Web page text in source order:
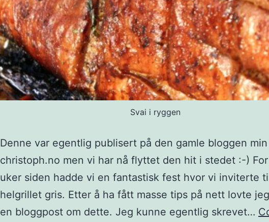
Svai i ryggen
Denne var egentlig publisert på den gamle bloggen min
christoph.no men vi har nå flyttet den hit i stedet :-)
uker siden hadde vi en fantastisk fest hvor vi inviterte
helgrillet gris. Etter å ha fått masse tips på nett lovte
en bloggpost om dette. Jeg kunne egentlig skrevet…